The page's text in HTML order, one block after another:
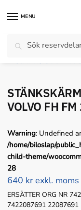
MENU
efter:
Hem Volvo /
VOLVO FH
Warning: Undefined
/home/biloslap/
child-theme/
28
640 kr exkl. moms
ERSÄTTER ORG NR
7422087691 22087691